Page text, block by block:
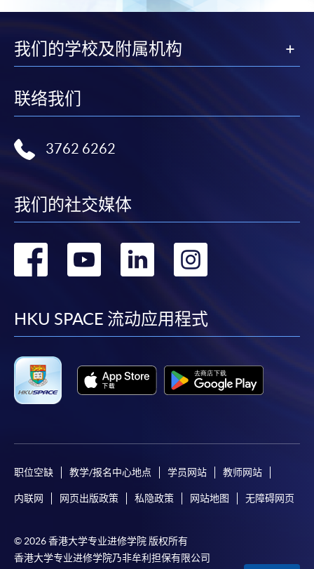
我们的学校及附属机构
联络我们
3762 6262
我们的社交媒体
转
facebook
转
youtube
转
linkedin
转
HKU SPACE 流动应用程式
职位空缺 教学/报名中心地点 学员网站 教师网站
内联网 网页出版政策 私隐政策 网站地图 无障碍网页
© 2026 香港大学专业进修学院 版权所有
香港大学专业进修学院乃非牟利担保有限公司